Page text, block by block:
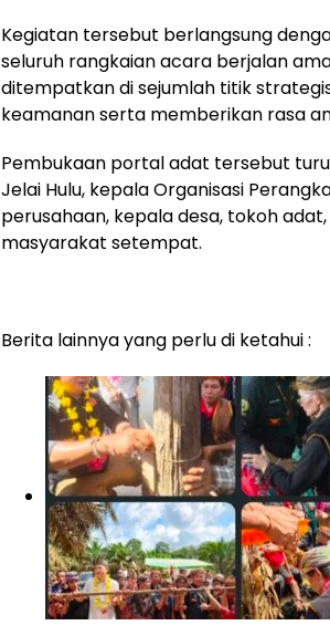
Kegiatan tersebut berlangsung
seluruh rangkaian acara berjalan
ditempatkan di sejumlah titik
keamanan serta memberikan rasa
Pembukaan portal adat tersebut
Jelai Hulu, kepala Organisasi
perusahaan, kepala desa, tokoh
masyarakat setempat.
Berita lainnya yang perlu di ketahui :